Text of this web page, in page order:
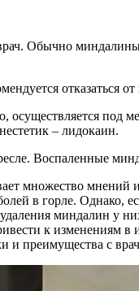
Обычно
отказаться
под
– лидокаин.
Воспаленные
множество мнений
в горле. Однако,
миндалин у
к изменениям
и преимущества с